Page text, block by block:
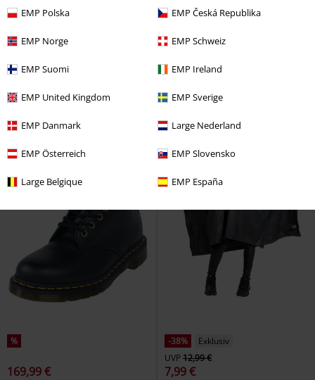
EMP Polska EMP Česká Republika
EMP Norge EMP Schweiz
EMP Suomi EMP Ireland
EMP United Kingdom EMP Sverige
EMP Danmark Large Nederland
EMP Österreich EMP Slovensko
Large Belgique EMP España
9,90 €
Bandana 3-Pack
UVP 10,90 €
7,99 €
Retro Trucker
%
169,99 €
-38%
Exklusiv
UVP12,99 €
7,99 €